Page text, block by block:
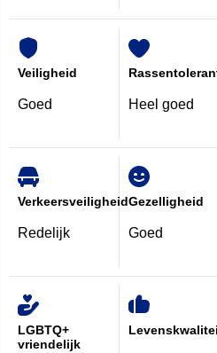
Veiligheid
Goed Heel goed
Verkeersveiligheid
Redelijk
Gezelligheid
Goed
LGBTQ+
vriendelijk